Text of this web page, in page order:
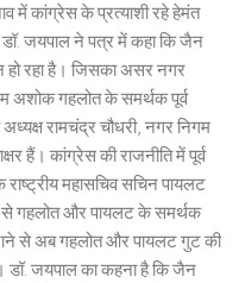
में कांग्रेस के प्रत्याशी रहे हेमंत
डॉ. जयपाल ने पत्र में कहा कि जैन
हो रहा है। जिसका असर नगर
अशोक गहलोत के समर्थक पूर्व
रामचंद्र चौधरी, नगर निगम
हैं। कांग्रेस की राजनीति में पूर्व
महासचिव सचिन पायलट
गहलोत और पायलट के समर्थक
से अब गहलोत और पायलट गुट की
डॉ. जयपाल का कहना है कि जैन